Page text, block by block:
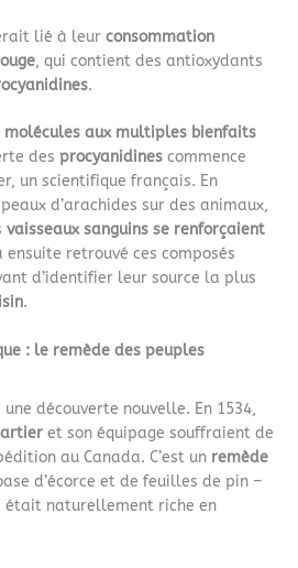
lié à leurconsommation
, qui contient des antioxydants
.
molécules aux multiples bienfaits
desprocyanidines commence
un scientifique français. En
d’arachides sur des animaux,
vaisseaux sanguins se renforçaient
ensuite retrouvé ces composés
d’identifier leur source la plus
.
: le remède des peuples
découverte nouvelle. En 1534,
et son équipage souffraient de
au Canada. C’est un remède
d’écorce et de feuilles de pin –
était naturellement riche en